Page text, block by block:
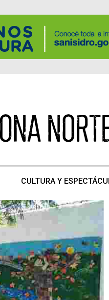
CULTURA Y